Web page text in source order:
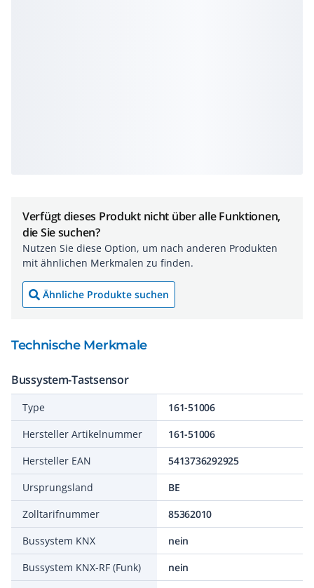
Verfügt dieses Produkt nicht über alle Funktionen,
die Sie suchen?
Nutzen Sie diese Option, um nach anderen Produkten
mit ähnlichen Merkmalen zu finden.
Ähnliche Produkte suchen
Technische Merkmale
Bussystem-Tastsensor
Type
161-51006
Hersteller Artikelnummer
161-51006
Hersteller EAN
5413736292925
Ursprungsland
BE
Zolltarifnummer
85362010
Bussystem KNX
nein
Bussystem KNX-RF (Funk)
nein